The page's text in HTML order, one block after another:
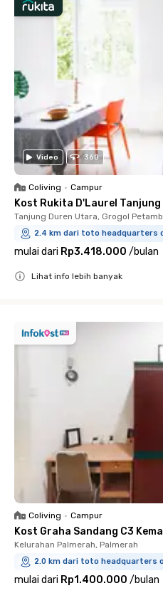
Video 360
Coliving • Campur
Kost Rukita D'Laurel Tanjung
Tanjung Duren Utara, Grogol
2.4 km dari toto headquarters
mulai dari Rp3.418.000 /bulan
Lihat info lebih banyak
Coliving • Campur
Kost Graha Sandang C3
Kelurahan Palmerah, Palmerah
2.0 km dari toto headquarters
mulai dari Rp1.400.000 /bulan